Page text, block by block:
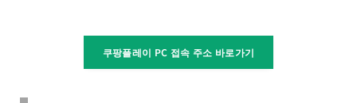
쿠팡플레이 PC 접속 주소 바로가기